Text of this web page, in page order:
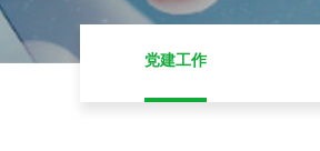
党建工作